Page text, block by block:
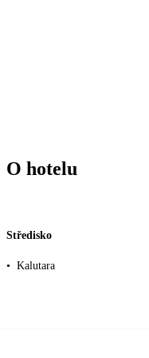
O hotelu
Středisko
• Kalutara